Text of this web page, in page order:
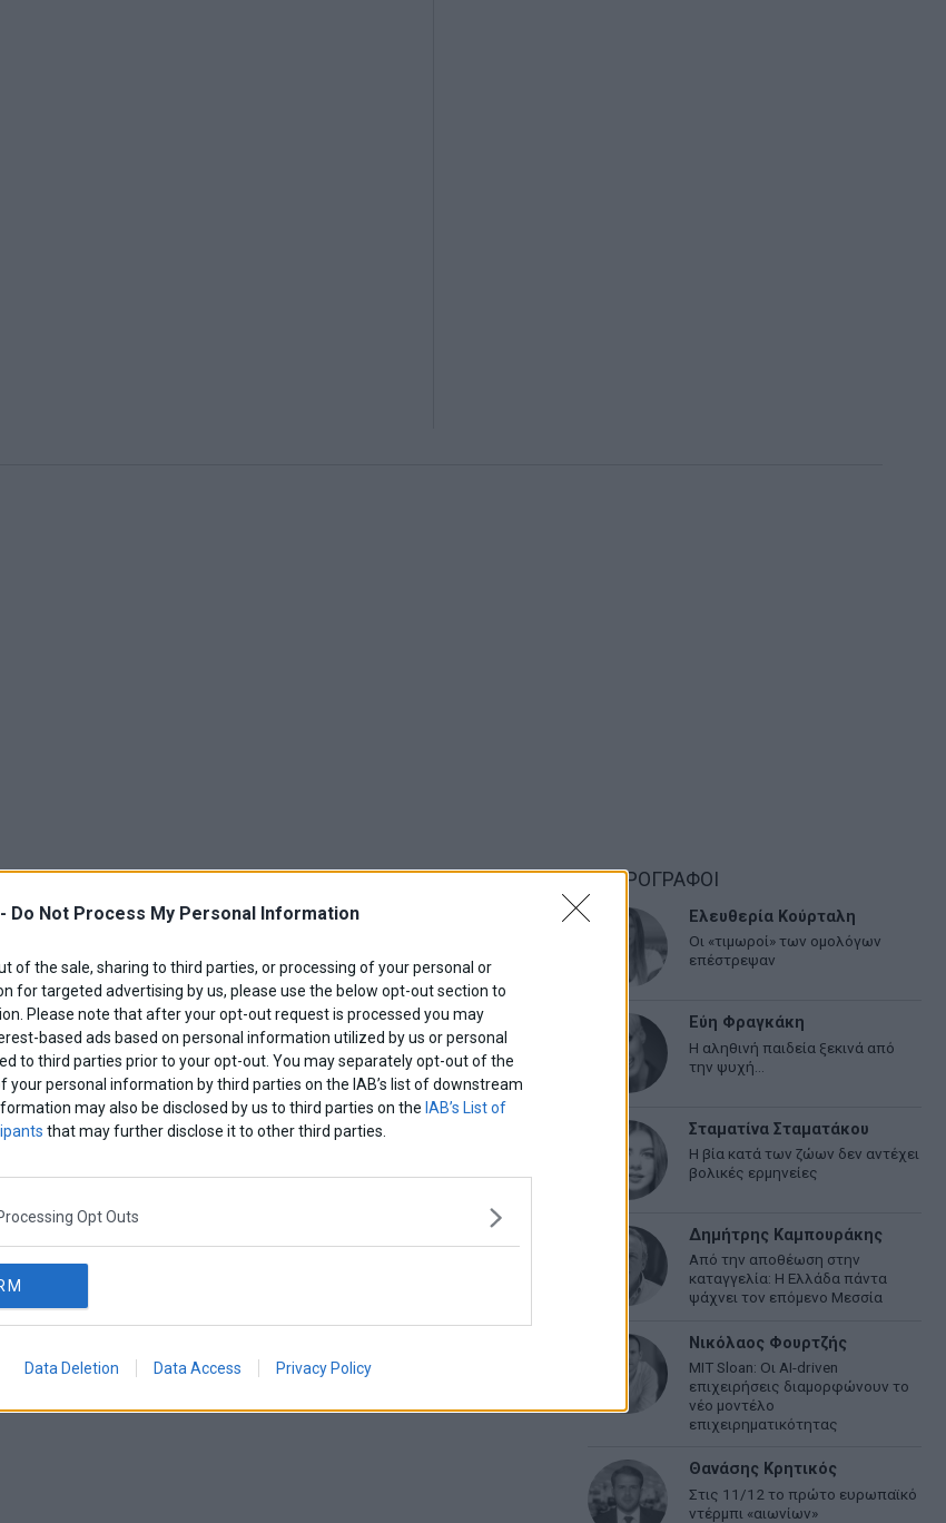
Do Not Process My Personal Information
of the sale, sharing to third parties, or processing of your personal or
for targeted advertising by us, please use the below opt-out section to
Please note that after your opt-out request is processed you may
based ads based on personal information utilized by us or personal
to third parties prior to your opt-out. You may separately opt-out of the
your personal information by third parties on the IAB’s list of downstream
may also be disclosed by us to third parties on the IAB’s List of
that may further disclose it to other third parties.
Opt Outs
Data Deletion Data Access Privacy Policy
ΑΡΘΡΟΓΡΑΦΟΙ
Ελευθερία Κούρταλη
Οι «τιμωροί» των ομολόγων
επέστρεψαν
Εύη Φραγκάκη
Η αληθινή παιδεία ξεκινά από
την ψυχή…
Σταματίνα Σταματάκου
Η βία κατά των ζώων δεν αντέχει
βολικές ερμηνείες
Δημήτρης Καμπουράκης
Από την αποθέωση στην
καταγγελία: Η Ελλάδα πάντα
ψάχνει τον επόμενο Μεσσία
Νικόλαος Φουρτζής
MIT Sloan: Οι AI-driven
επιχειρήσεις διαμορφώνουν το
νέο μοντέλο
επιχειρηματικότητας
Θανάσης Κρητικός
Στις 11/12 το πρώτο ευρωπαϊκό
ντέρμπι «αιωνίων»